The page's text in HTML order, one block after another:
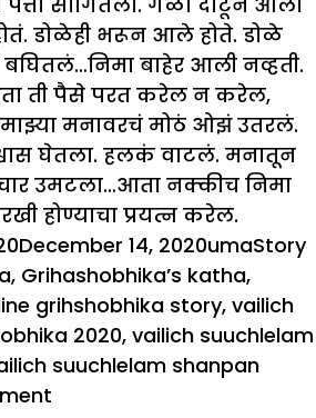
डोळेही भरून आले होते. डोळे
बाहेर आली नव्हती.
ती पैसे परत करेल न करेल,
माझ्या मनावरचं मोठं ओझं उतरलं.
श्वास घेतला. हलकं वाटलं. मनातून
उमटला…आता नक्कीच निमा
होण्याचा प्रयत्न करेल.
December 14, 2020Author
umaStory
, Grihashobhika’s katha,
grihshobhika story, vailich
2020, vailich suuchlelam
suuchlelam shanpan